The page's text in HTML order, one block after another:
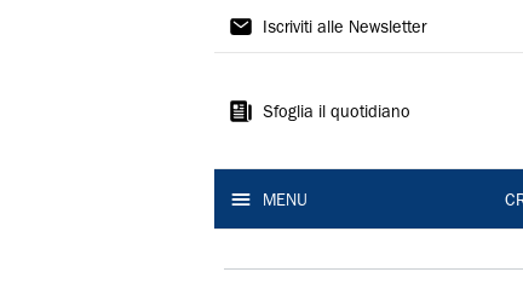
Gazzetta
Reggio
Iscriviti alle Newsletter
Sfoglia il quotidiano
MENU